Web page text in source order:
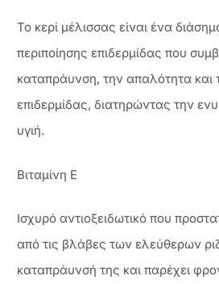
Το κερί μέλισσας είναι ένα
περιποίησης επιδερμίδας που
καταπράυνση, την απαλότητα και
επιδερμίδας, διατηρώντας την
υγιή.
Βιταμίνη Ε
Ισχυρό αντιοξειδωτικό που
από τις βλάβες των ελεύθερων
καταπράυνσή της και παρέχει